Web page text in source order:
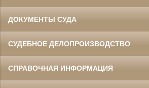
ДОКУМЕНТЫ СУДА
СУДЕБНОЕ ДЕЛОПРОИЗВОДСТВО
СПРАВОЧНАЯ ИНФОРМАЦИЯ